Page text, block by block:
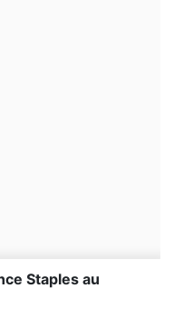
Staples au